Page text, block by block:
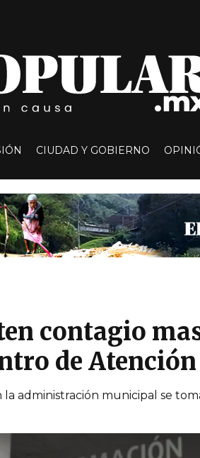
CIUDAD Y GOBIERNO
contagio
de
administración municipal se